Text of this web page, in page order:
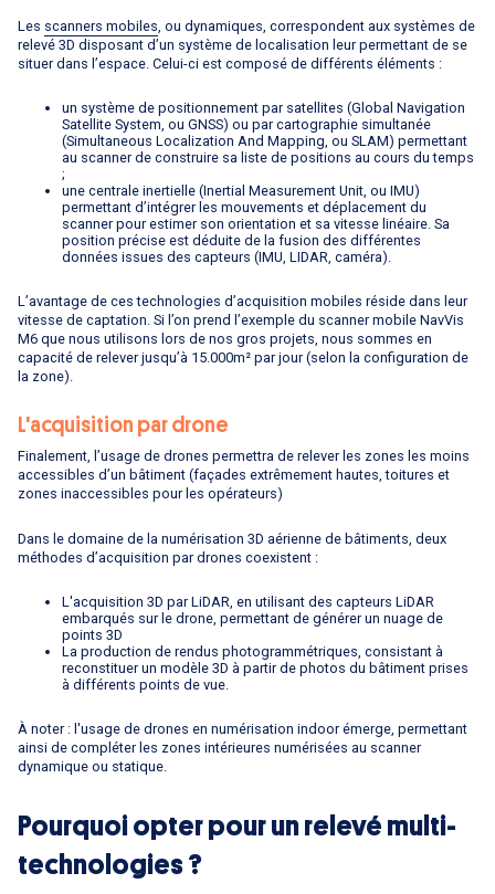
Les scanners mobiles , ou dynamiques, correspondent aux systèmes de
relevé 3D disposant d’un système de localisation leur permettant de se
situer dans l’espace. Celui-ci est composé de différents éléments :
un système de positionnement par satellites (Global Navigation
Satellite System, ou GNSS) ou par cartographie simultanée
(Simultaneous Localization And Mapping, ou SLAM) permettant
au scanner de construire sa liste de positions au cours du temps
;
une centrale inertielle (Inertial Measurement Unit, ou IMU)
permettant d’intégrer les mouvements et déplacement du
scanner pour estimer son orientation et sa vitesse linéaire. Sa
position précise est déduite de la fusion des différentes
données issues des capteurs (IMU, LIDAR, caméra).
L’avantage de ces technologies d’acquisition mobiles réside dans leur
vitesse de captation. Si l’on prend l’exemple du scanner mobile NavVis
M6 que nous utilisons lors de nos gros projets, nous sommes en
capacité de relever jusqu’à 15.000m² par jour (selon la configuration de
la zone).
L'acquisition par drone
Finalement, l’usage de drones permettra de relever les zones les moins
accessibles d’un bâtiment (façades extrêmement hautes, toitures et
zones inaccessibles pour les opérateurs)
Dans le domaine de la numérisation 3D aérienne de bâtiments, deux
méthodes d’acquisition par drones coexistent :
L'acquisition 3D par LiDAR, en utilisant des capteurs LiDAR
embarqués sur le drone, permettant de générer un nuage de
points 3D
La production de rendus photogrammétriques, consistant à
reconstituer un modèle 3D à partir de photos du bâtiment prises
à différents points de vue.
À noter : l'usage de drones en numérisation indoor émerge, permettant
ainsi de compléter les zones intérieures numérisées au scanner
dynamique ou statique.
Pourquoi opter pour un relevé multi-
technologies ?